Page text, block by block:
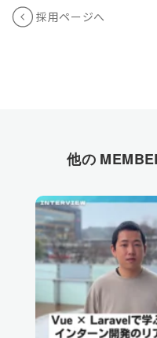
採用ページへ